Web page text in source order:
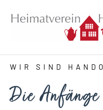
WIR SIND
Die